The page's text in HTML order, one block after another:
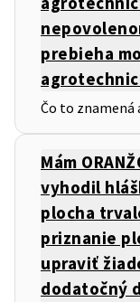
prebieha
Čo to znamená
Mám
vyhodil
plocha
priznanie
upraviť
dodatočný